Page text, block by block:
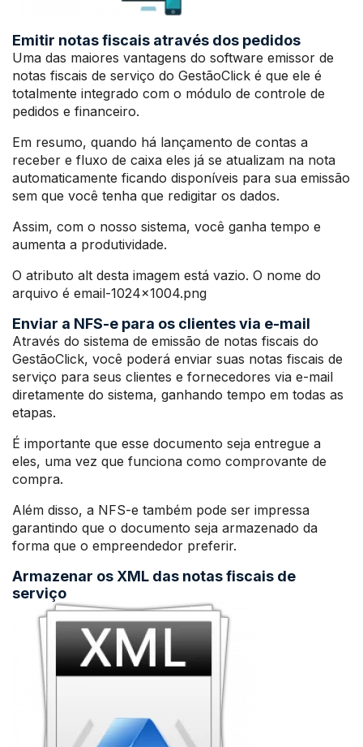
Emitir notas fiscais através dos pedidos
Uma das maiores vantagens do software emissor de
notas fiscais de serviço do GestãoClick é que ele é
totalmente integrado com o módulo de controle de
pedidos e financeiro.
Em resumo, quando há lançamento de contas a
receber e fluxo de caixa eles já se atualizam na nota
automaticamente ficando disponíveis para sua emissão
sem que você tenha que redigitar os dados.
Assim, com o nosso sistema, você ganha tempo e
aumenta a produtividade.
O atributo alt desta imagem está vazio. O nome do
arquivo é email-1024×1004.png
Enviar a NFS-e para os clientes via e-mail
Através do sistema de emissão de notas fiscais do
GestãoClick, você poderá enviar suas notas fiscais de
serviço para seus clientes e fornecedores via e-mail
diretamente do sistema, ganhando tempo em todas as
etapas.
É importante que esse documento seja entregue a
eles, uma vez que funciona como comprovante de
compra.
Além disso, a NFS-e também pode ser impressa
garantindo que o documento seja armazenado da
forma que o empreendedor preferir.
Armazenar os XML das notas fiscais de
serviço